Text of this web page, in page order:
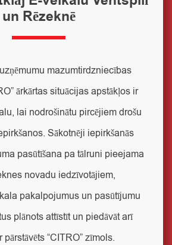
un Rēzeknē
mazumtirdzniecības
ārkārtas situācijas apstākļos ir
lai nodrošinātu pircējiem drošu
Sākotnēji iepirkšanās
pasūtīšana pa tālruni pieejama
novadu iedzīvotājiem,
pakalpojumus un pasūtījumu
plānots attīstīt un piedāvāt arī
“CITRO” zīmols.